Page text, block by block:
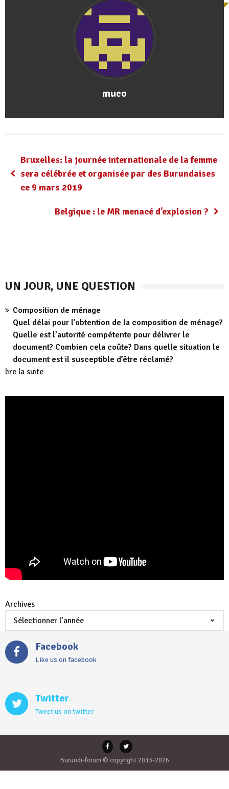
muco
Bruxelles: la journée internationale de la femme
sera célébrée et organisée par des Burundaises
ce 9 mars 2019
Belgique : le MR menacé d’explosion ?
UN JOUR, UNE QUESTION
Composition de ménage
Quel délai pour l’obtention de la composition de ménage?
Quelle est l’autorité compétente pour délivrer le
document? Combien cela coûte? Dans quelle situation le
document est il susceptible d’être réclamé?
lire la suite
Archives
Facebook
Like us on facebook
Twitter
Tweet us on twitter
Burundi-forum © copyright 2013-2026